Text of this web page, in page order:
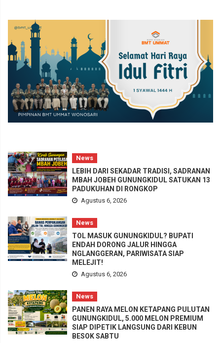
News
LEBIH DARI SEKADAR TRADISI, SADRANAN
MBAH JOBEH GUNUNGKIDUL SATUKAN 13
PADUKUHAN DI RONGKOP
Agustus 6, 2026
News
TOL MASUK GUNUNGKIDUL? BUPATI
ENDAH DORONG JALUR HINGGA
NGLANGGERAN, PARIWISATA SIAP
MELEJIT!
Agustus 6, 2026
News
PANEN RAYA MELON KETAPANG PULUTAN
GUNUNGKIDUL, 5.000 MELON PREMIUM
SIAP DIPETIK LANGSUNG DARI KEBUN
BESOK SABTU